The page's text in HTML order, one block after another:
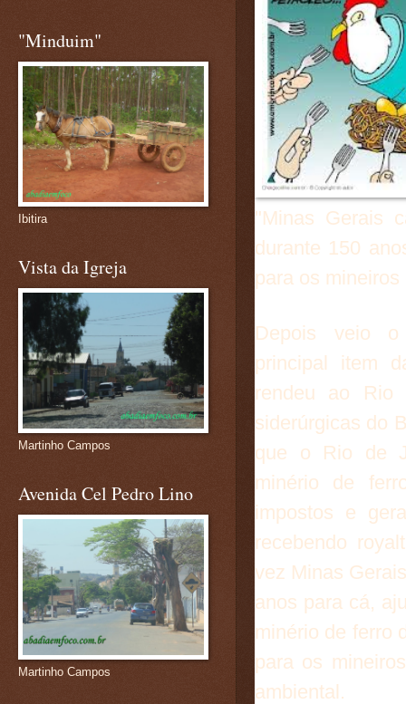
"Minas Gerais
durante 150
para os
Depois veio
principal item
rendeu ao Rio
siderúrgicas do
que o Rio de
minério de
impostos e
recebendo
vez Minas
anos para cá,
minério de ferro
para os
ambiental.
"Minduim"
Ibitira
Vista da Igreja
Martinho Campos
Avenida Cel Pedro Lino
Martinho Campos